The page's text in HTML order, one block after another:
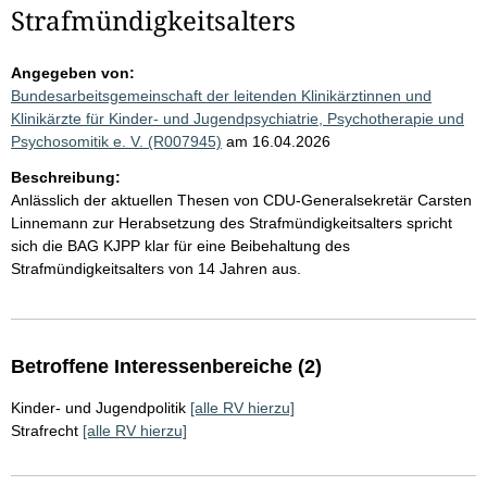
Strafmündigkeitsalters
Angegeben von:
Bundesarbeitsgemeinschaft der leitenden Klinikärztinnen und
Klinikärzte für Kinder- und Jugendpsychiatrie, Psychotherapie und
Psychosomitik e. V. (R007945) am 16.04.2026
Beschreibung:
Anlässlich der aktuellen Thesen von CDU-Generalsekretär Carsten
Linnemann zur Herabsetzung des Strafmündigkeitsalters spricht
sich die BAG KJPP klar für eine Beibehaltung des
Strafmündigkeitsalters von 14 Jahren aus.
Betroffene Interessenbereiche (2)
Kinder- und Jugendpolitik [alle RV hierzu]
Strafrecht [alle RV hierzu]